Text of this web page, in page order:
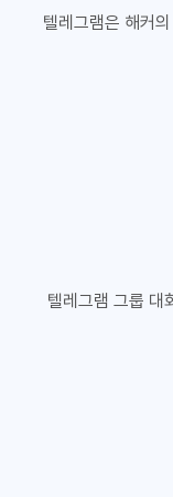
텔레그램은 해커
텔레그램 그룹